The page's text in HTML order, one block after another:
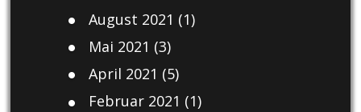
August 2021 (1)
Mai 2021 (3)
April 2021 (5)
Februar 2021 (1)